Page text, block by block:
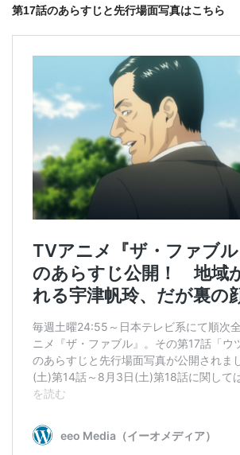
第17話のあらすじと先行場面写真はこちら